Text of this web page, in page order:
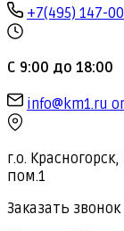
+7(495) 147-
С 9:00 до 18:00
info@km1.ru
г.о.
пом.1
Заказать звонок